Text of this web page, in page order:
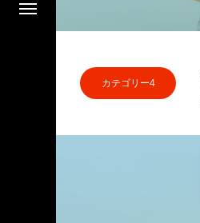
カテゴリー4